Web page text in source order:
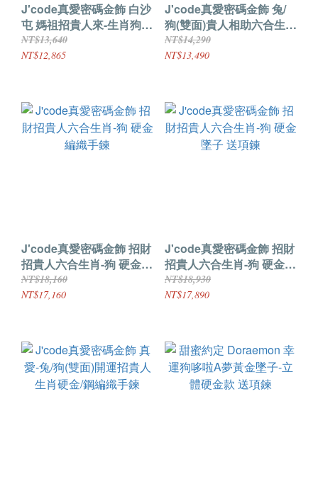
J'code真愛密碼金飾 白沙
屯 媽祖招貴人來-生肖狗硬
金墜子 送項鍊
NT$13,640
NT$12,865
J'code真愛密碼金飾 兔/
狗(雙面)貴人相助六合生肖
硬金/玫鋼編織手鍊
NT$14,290
NT$13,490
J'code真愛密碼金飾 招財
招貴人六合生肖-狗 硬金編
織手鍊
NT$18,160
NT$17,160
J'code真愛密碼金飾 招財
招貴人六合生肖-狗 硬金墜
子 送項鍊
NT$18,930
NT$17,890